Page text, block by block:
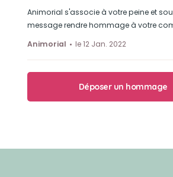
Animorial s'associe à votre peine et
message rendre hommage à votre
Animorial
le 12 Jan. 2022
Déposer un hommage